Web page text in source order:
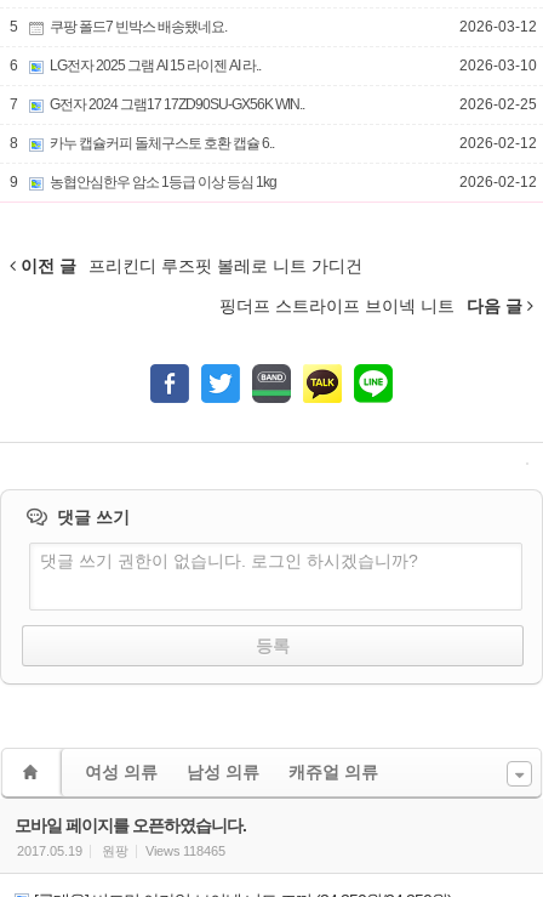
5 쿠팡 폴드7 빈박스 배송됐네요. 2026-03-12
6 LG전자 2025 그램 AI 15 라이젠 AI 라.. 2026-03-10
7 G전자 2024 그램17 17ZD90SU-GX56K WIN.. 2026-02-25
8 카누 캡슐커피 돌체구스토 호환 캡슐 6.. 2026-02-12
9 농협안심한우 암소 1등급 이상 등심 1kg 2026-02-12
이전 글 프리킨디 루즈핏 볼레로 니트 가디건
핑더프 스트라이프 브이넥 니트 다음 글
댓글 쓰기
댓글 쓰기 권한이 없습니다. 로그인 하시겠습니까?
여성 의류 남성 의류 캐쥬얼 의류
모바일 페이지를 오픈하였습니다.
2017.05.19 원팡 Views 118465